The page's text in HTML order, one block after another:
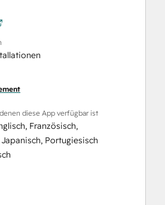
diese App verfügbar ist
, Französisch,
Japanisch, Portugiesisch